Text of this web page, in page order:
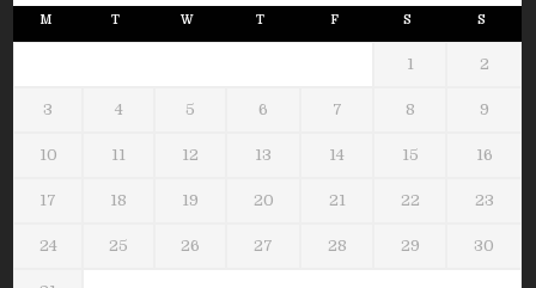
M T W T F S S
1 2
3 4 5 6 7 8 9
10 11 12 13 14 15 16
17 18 19 20 21 22 23
24 25 26 27 28 29 30